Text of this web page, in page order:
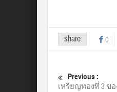
share 0
Previous :
เหรียญทองที่ 3 ขอ